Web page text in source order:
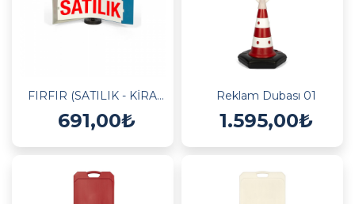
FIRFIR (SATILIK - KİRALIK)
691,00₺
Reklam Dubası 01
1.595,00₺